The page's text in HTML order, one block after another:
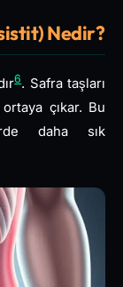
Nedir?
6. Safra taşları
çıkar. Bu
daha sık